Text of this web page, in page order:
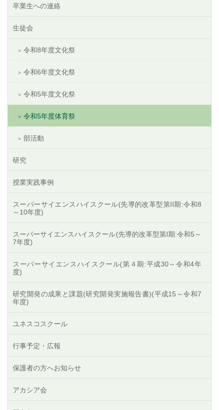
卒業生への連絡
生徒会
令和8年度文化祭
令和6年度文化祭
令和5年度文化祭
令和5年度体育祭
部活動
研究
授業実践事例
スーパーサイエンスハイスクール(先導的改革型第II期:令和8
～10年度)
スーパーサイエンスハイスクール(先導的改革型第I期:令和5～
7年度)
スーパーサイエンスハイスクール(第４期:平成30～令和4年
度)
研究開発の成果と課題(研究開発実施報告書)(平成15～令和7
年度)
ユネスコスクール
行事予定・広報
保護者の方へお知らせ
アカシア会